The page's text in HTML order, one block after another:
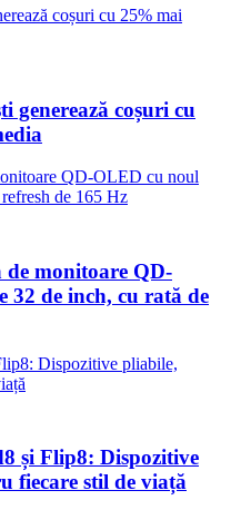
generează coșuri cu
monitoare QD-
32 de inch, cu rată de
și Flip8: Dispozitive
fiecare stil de viață